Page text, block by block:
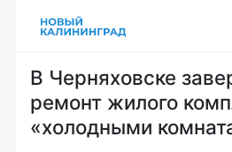
В Черняховске
ремонт жилого
«холодными